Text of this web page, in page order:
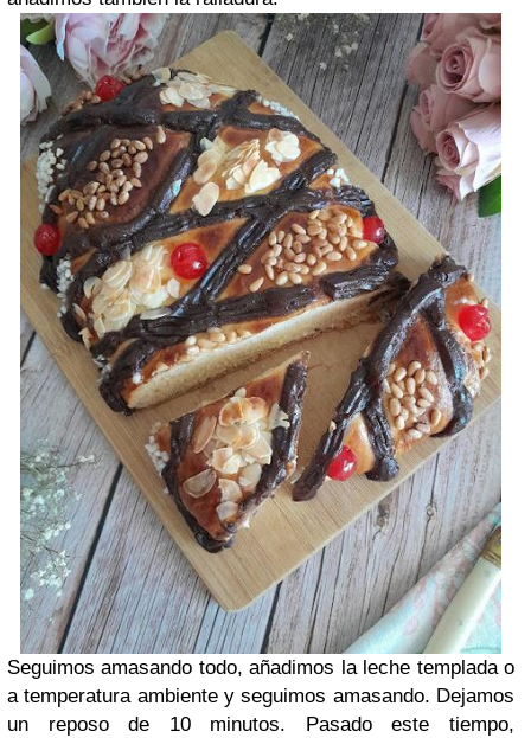
Seguimos amasando todo, añadimos la leche templada o
a temperatura ambiente y seguimos amasando. Dejamos
un reposo de 10 minutos. Pasado este tiempo,